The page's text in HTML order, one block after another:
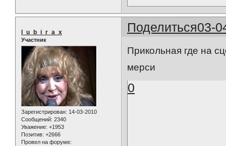
Поделиться03-
l_u_b_i_r_a_x
Участник
Зарегистрирован: 14-03-2010
Сообщений: 2340
Уважение: +1953
Позитив: +2666
Провел на форуме:
Прикольная где на
мерси
0